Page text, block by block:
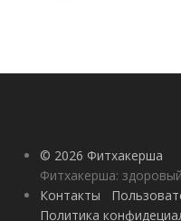
© 2026 Фитхакерша
Фитхакерша:
Контакты
Политика